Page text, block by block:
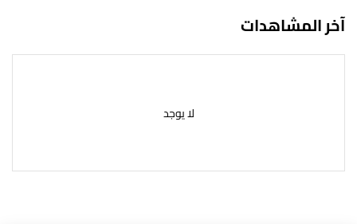
آخر المشاهدات
لا يوجد